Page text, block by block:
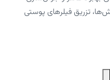
تزریق فیلرهای پوستی